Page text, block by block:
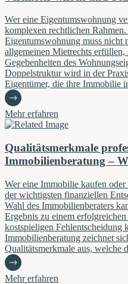
Wer eine Eigentumswohnung
komplexen rechtlichen
Eigentumswohnung muss nicht
allgemeinen Mietrechts
Gegebenheiten des
Doppelstruktur wird in der
Eigentümer, die ihre Immobilie
Mehr erfahren
Qualitätsmerkmale
Immobilienberatung –
Wer eine Immobilie kaufen
der wichtigsten finanziellen
Wahl des Immobilienberaters
Ergebnis zu einem
kostspieligen Fehlentscheidung
Immobilienberatung zeichnet
Qualitätsmerkmale aus,
Mehr erfahren